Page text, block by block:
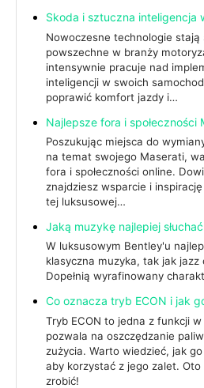
Skoda i sztuczna inteligencja
Nowoczesne technologie stają
powszechne w branży
intensywnie pracuje nad
inteligencji w swoich
poprawić komfort jazdy i…
Najlepsze fora i społeczności
Poszukując miejsca do
na temat swojego Maserati,
fora i społeczności online.
znajdziesz wsparcie i
tej luksusowej…
Jaką muzykę najlepiej słuchać
W luksusowym Bentley'u
klasyczna muzyka, tak jak jazz
Dopełnią wyrafinowany
Co oznacza tryb ECON i jak
Tryb ECON to jedna z funkcji
pozwala na oszczędzanie
zużycia. Warto wiedzieć, jak
aby korzystać z jego zalet.
zrobić!